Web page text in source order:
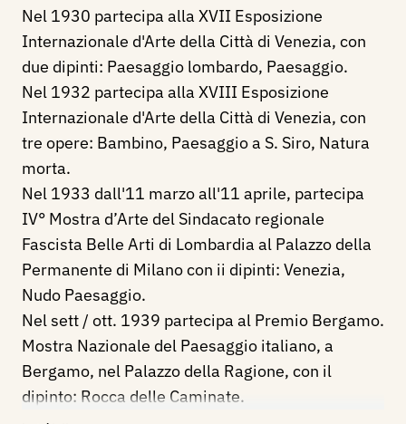
Nel 1930 partecipa alla XVII Esposizione
Internazionale d'Arte della Città di Venezia, con
due dipinti: Paesaggio lombardo, Paesaggio.
Nel 1932 partecipa alla XVIII Esposizione
Internazionale d'Arte della Città di Venezia, con
tre opere: Bambino, Paesaggio a S. Siro, Natura
morta.
Nel 1933 dall'11 marzo all'11 aprile, partecipa
IV° Mostra d’Arte del Sindacato regionale
Fascista Belle Arti di Lombardia al Palazzo della
Permanente di Milano con ii dipinti: Venezia,
Nudo Paesaggio.
Nel sett / ott. 1939 partecipa al Premio Bergamo.
Mostra Nazionale del Paesaggio italiano, a
Bergamo, nel Palazzo della Ragione, con il
dipinto: Rocca delle Caminate.